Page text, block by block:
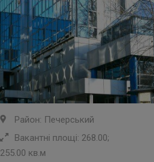
Район: Печерський
Вакантні площі: 268.00;
255.00 кв.м